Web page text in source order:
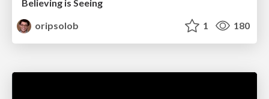
Believing is Seeing
oripsolob
1 180